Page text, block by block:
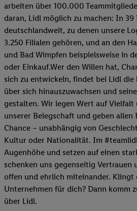
arbeiten über 100.000
daran, Lidl möglich zu machen: In 39
deutschlandweit, zu denen unsere
3.250 Filialen gehören, und an den
und Bad Wimpfen beispielsweise in
oder Einkauf.Wer den Willen hat,
sich zu entwickeln, findet bei Lidl
über sich hinauszuwachsen und
gestalten. Wir legen Wert auf
unserer Belegschaft und geben allen
Chance – unabhängig von
Kultur oder Nationalität. Im
Augenhöhe und setzen auf einen
schenken uns gegenseitig Vertrauen
offen und ehrlich miteinander. Klingt
Unternehmen für dich? Dann komm
über Lidl.